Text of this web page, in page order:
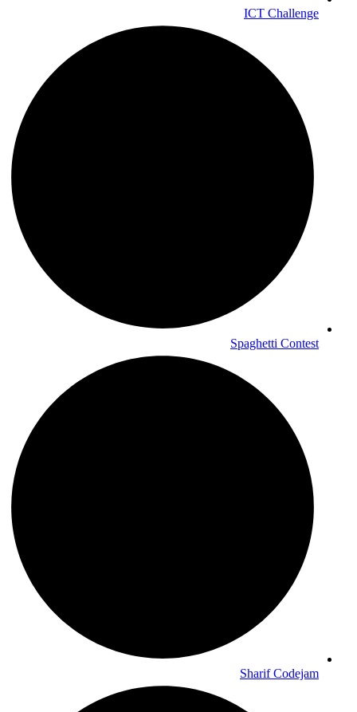
ICT Challenge
Spaghetti Contest
Sharif Codejam